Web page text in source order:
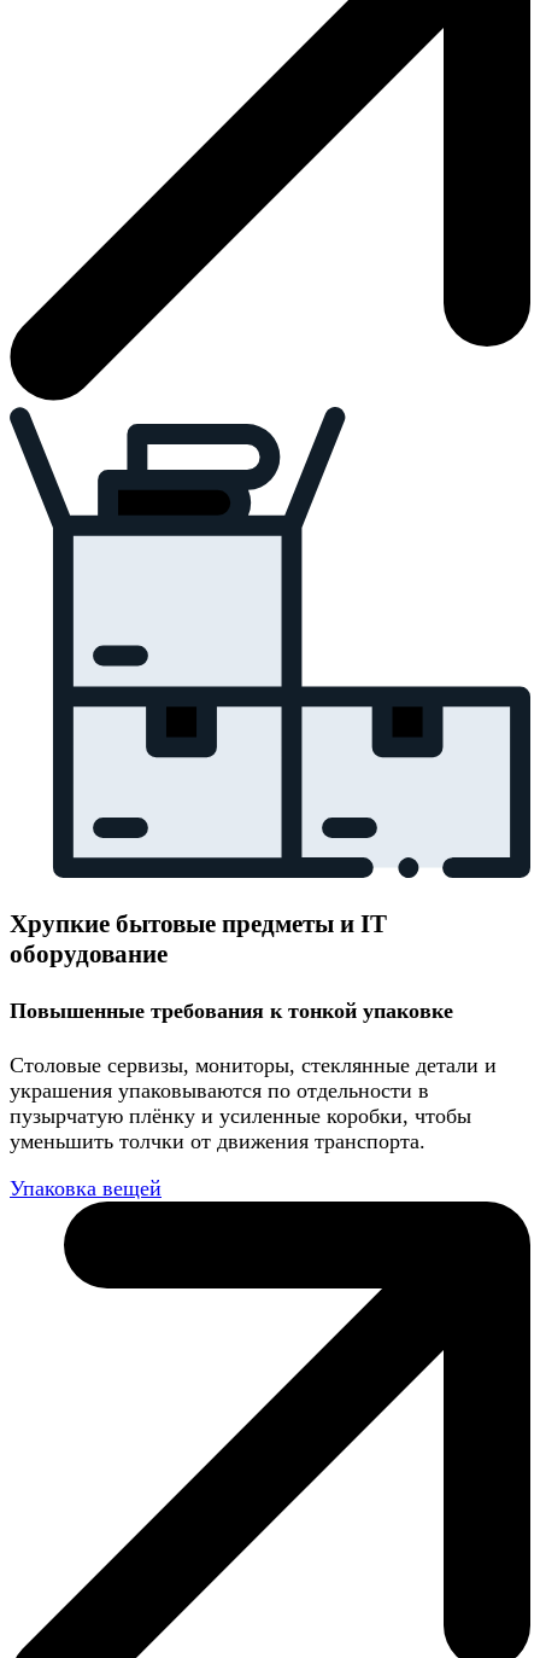
Хрупкие бытовые предметы и IT
оборудование
Повышенные требования к тонкой упаковке
Столовые сервизы, мониторы, стеклянные детали и
украшения упаковываются по отдельности в
пузырчатую плёнку и усиленные коробки, чтобы
уменьшить толчки от движения транспорта.
Упаковка вещей